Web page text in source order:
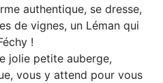
authentique, se dresse,
de vignes, un Léman qui
!
jolie petite auberge,
vous y attend pour vous